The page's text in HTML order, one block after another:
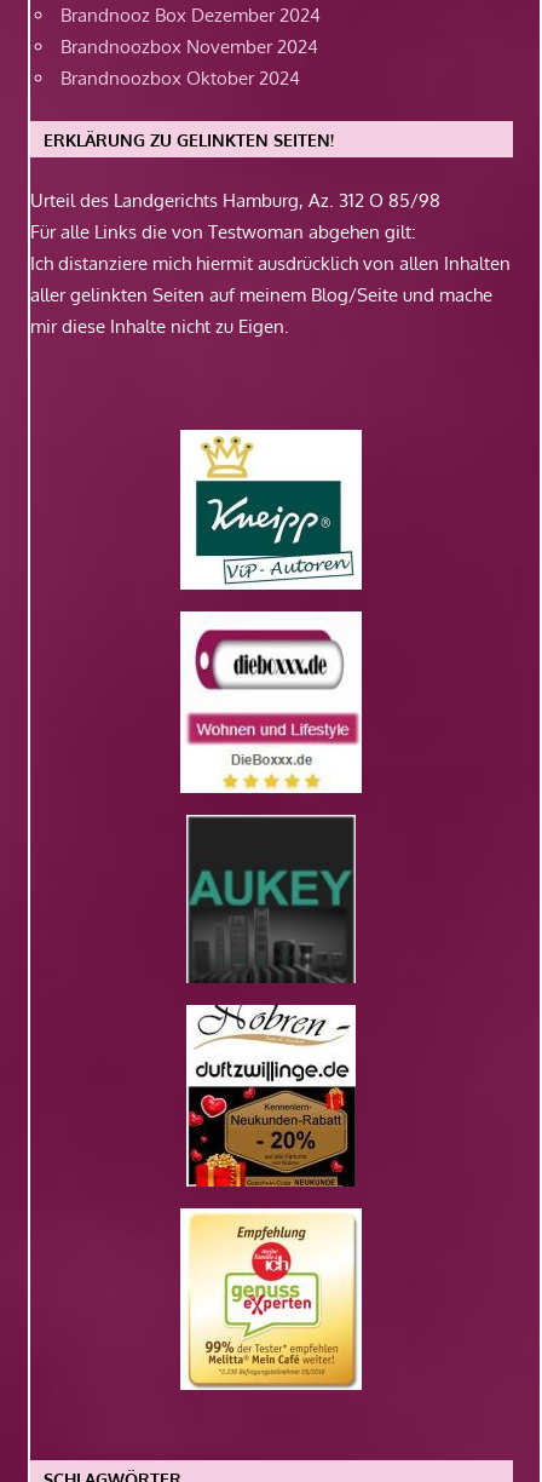
Brandnooz Box Dezember 2024
Brandnoozbox November 2024
Brandnoozbox Oktober 2024
ERKLÄRUNG ZU GELINKTEN SEITEN!
Urteil des Landgerichts Hamburg, Az. 312 O 85/98
Für alle Links die von Testwoman abgehen gilt:
Ich distanziere mich hiermit ausdrücklich von allen Inhalten
aller gelinkten Seiten auf meinem Blog/Seite und mache
mir diese Inhalte nicht zu Eigen.